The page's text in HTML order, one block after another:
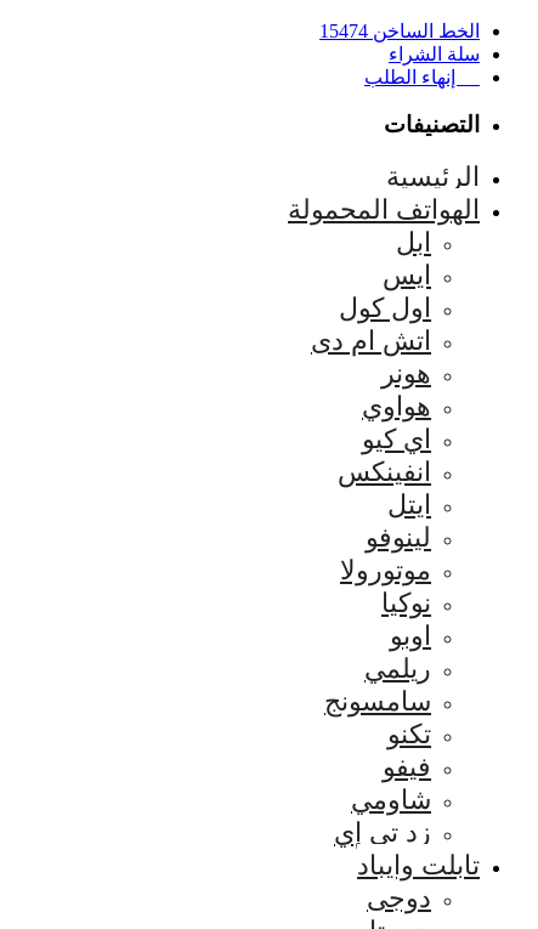
الخط الساخن 15474
سلة الشراء
إنهاء الطلب
التصنيفات
الرئيسية
الهواتف المحمولة
ابل
ايس
اول كول
اتش ام دى
هونر
هواوي
اي كيو
انفينكس
ايتل
لينوفو
موتورولا
نوكيا
اوبو
ريلمي
سامسونج
تكنو
فيفو
شاومي
زد تي إي
تابلت وايباد
دوجى